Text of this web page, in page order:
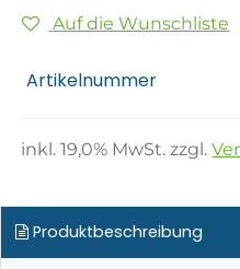
Auf die Wunschliste
Artikelnummer
inkl.19,0% MwSt. zzgl.
Produktbeschreibung